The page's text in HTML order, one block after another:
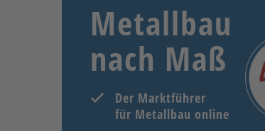
Metallbau
nach Maß
Der Marktführer
für Metallbau online